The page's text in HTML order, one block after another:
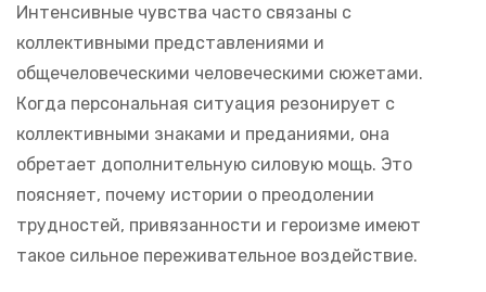
Интенсивные чувства часто связаны с
коллективными представлениями и
общечеловеческими человеческими сюжетами.
Когда персональная ситуация резонирует с
коллективными знаками и преданиями, она
обретает дополнительную силовую мощь. Это
поясняет, почему истории о преодолении
трудностей, привязанности и героизме имеют
такое сильное переживательное воздействие.